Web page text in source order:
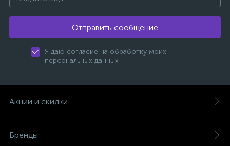
Отправить сообщение
Я даю согласие на обработку моих
персональных данных
Акции и скидки
Бренды